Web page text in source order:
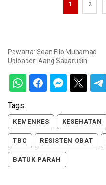
1 2
Pewarta: Sean Filo Muhamad
Uploader: Aang Sabarudin
Tags:
KEMENKES KESEHATAN
TBC RESISTEN OBAT
BATUK PARAH